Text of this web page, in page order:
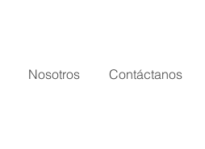
Nosotros Contáctanos